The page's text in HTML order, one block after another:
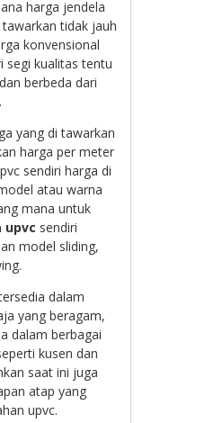
harga jendela
tidak jauh
konvensional
segi kualitas tentu
berbeda dari
yang di tawarkan
harga per meter
sendiri harga di
atau warna
mana untuk
upvc sendiri
model sliding,
dalam
yang beragam,
dalam berbagai
kusen dan
saat ini juga
atap yang
upvc.